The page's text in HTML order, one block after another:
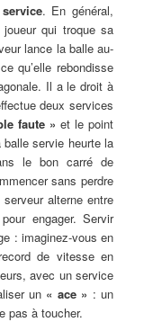
service. En général,
qui troque sa
lance la balle au-
qu’elle rebondisse
Il a le droit à
deux services
faute » et le point
servie heurte la
le bon carré de
sans perdre
alterne entre
engager. Servir
: imaginez-vous en
de vitesse en
avec un service
un « ace » : un
pas à toucher.